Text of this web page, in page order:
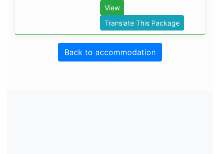
View
Translate This Package
Back to accommodation